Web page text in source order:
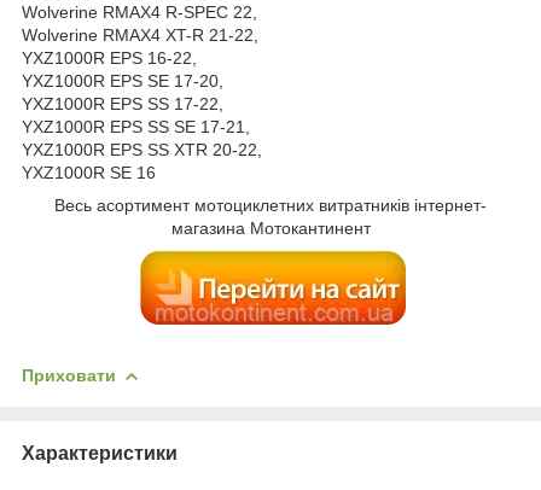
Wolverine RMAX4 R-SPEC 22,
Wolverine RMAX4 XT-R 21-22,
YXZ1000R EPS 16-22,
YXZ1000R EPS SE 17-20,
YXZ1000R EPS SS 17-22,
YXZ1000R EPS SS SE 17-21,
YXZ1000R EPS SS XTR 20-22,
YXZ1000R SE 16
Весь асортимент мотоциклетних витратників інтернет-
магазина Мотокантинент
Приховати
Характеристики